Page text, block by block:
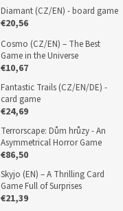
Diamant (CZ/EN) - board game
€20,56
Cosmo (CZ/EN) – The Best
Game in the Universe
€10,67
Fantastic Trails (CZ/EN/DE) -
card game
€24,69
Terrorscape: Dům hrůzy - An
Asymmetrical Horror Game
€86,50
Skyjo (EN) – A Thrilling Card
Game Full of Surprises
€21,39